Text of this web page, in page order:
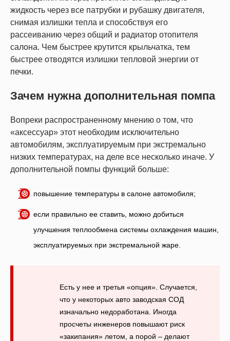
жидкость через все патрубки и рубашку двигателя,
снимая излишки тепла и способствуя его
рассеиванию через общий и радиатор отопителя
салона. Чем быстрее крутится крыльчатка, тем
быстрее отводятся излишки тепловой энергии от
печки.
Зачем нужна дополнительная помпа
Вопреки распространенному мнению о том, что
«аксессуар» этот необходим исключительно
автомобилям, эксплуатируемым при экстремально
низких температурах, на деле все несколько иначе. У
дополнительной помпы функций больше:
повышение температуры в салоне автомобиля;
если правильно ее ставить, можно добиться
улучшения теплообмена системы охлаждения машин,
эксплуатируемых при экстремальной жаре.
Есть у нее и третья «опция». Случается,
что у некоторых авто заводская СОД
изначально недоработана. Иногда
просчеты инженеров повышают риск
«закипания» летом, а порой – делают